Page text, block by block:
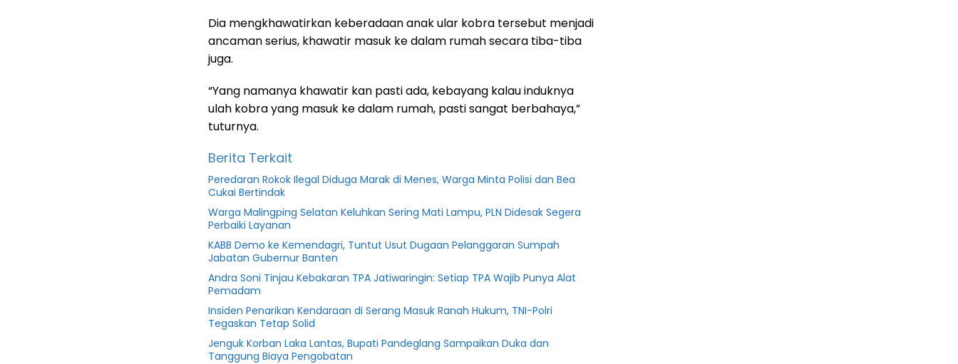
Dia mengkhawatirkan keberadaan anak ular kobra tersebut menjadi
ancaman serius, khawatir masuk ke dalam rumah secara tiba-tiba
juga.
“Yang namanya khawatir kan pasti ada, kebayang kalau induknya
ulah kobra yang masuk ke dalam rumah, pasti sangat berbahaya,”
tuturnya.
Berita Terkait
Peredaran Rokok Ilegal Diduga Marak di Menes, Warga Minta Polisi dan Bea
Cukai Bertindak
Warga Malingping Selatan Keluhkan Sering Mati Lampu, PLN Didesak Segera
Perbaiki Layanan
KABB Demo ke Kemendagri, Tuntut Usut Dugaan Pelanggaran Sumpah
Jabatan Gubernur Banten
Andra Soni Tinjau Kebakaran TPA Jatiwaringin: Setiap TPA Wajib Punya Alat
Pemadam
Insiden Penarikan Kendaraan di Serang Masuk Ranah Hukum, TNI-Polri
Tegaskan Tetap Solid
Jenguk Korban Laka Lantas, Bupati Pandeglang Sampaikan Duka dan
Tanggung Biaya Pengobatan